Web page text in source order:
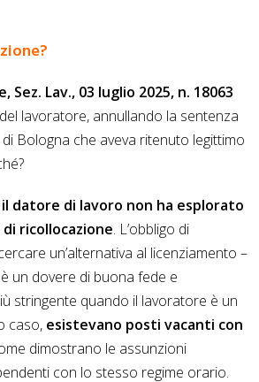
Sez. Lav., 03 luglio 2025, n. 18063
lavoratore, annullando la sentenza
di Bologna che aveva ritenuto legittimo
il datore di lavoro non ha esplorato
ricollocazione. L’obbligo di
un’alternativa al licenziamento –
un dovere di buona fede e
stringente quando il lavoratore è un
caso, esistevano posti vacanti con
dimostrano le assunzioni
con lo stesso regime orario.